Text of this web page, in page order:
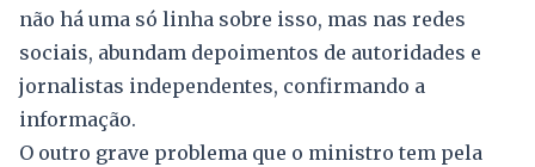
não há uma só linha sobre isso, mas nas redes
sociais, abundam depoimentos de autoridades e
jornalistas independentes, confirmando a
informação.
O outro grave problema que o ministro tem pela